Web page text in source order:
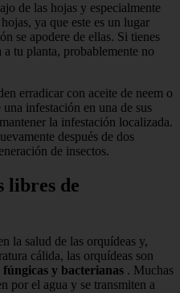
de las hojas y especialmente
ya que este es un lugar
se apodere de ellas. Si tienes
tu planta, probablemente no
erradicar con aceite de neem o
una infestación en una de sus
la infestación localizada.
después de dos
de insectos.
libres de
la salud de las orquídeas y,
cálida, las orquídeas son
fúngicas y bacterianas . Muchas
por el agua y se transmiten a